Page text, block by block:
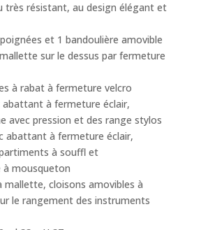
très résistant, au design élégant et
et 1 bandoulière amovible
sur le dessus par fermeture
à rabat à fermeture velcro
abattant à fermeture éclair,
avec pression et des range stylos
abattant à fermeture éclair,
à souffl et
à mousqueton
mallette, cloisons amovibles à
le rangement des instruments